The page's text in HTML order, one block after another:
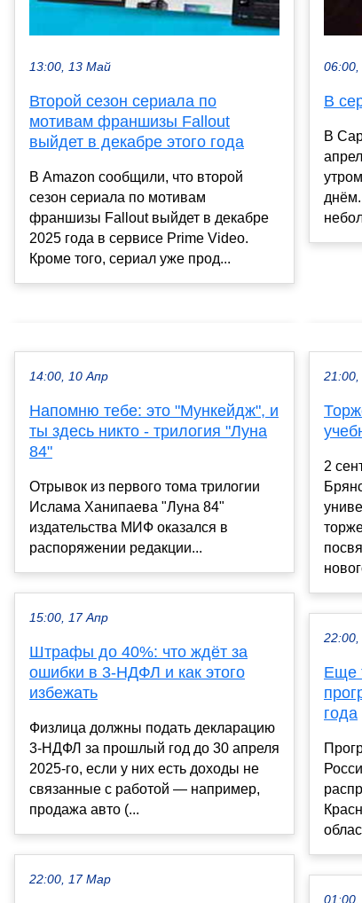
13:00, 13 Май
Второй сезон сериала по
мотивам франшизы Fallout
выйдет в декабре этого года
В Amazon сообщили, что второй
сезон сериала по мотивам
франшизы Fallout выйдет в декабре
2025 года в сервисе Prime Video.
Кроме того, сериал уже прод...
В
В
14:00, 10 Апр
Напомню тебе: это "Мункейдж", и
ты здесь никто - трилогия "Луна
84"
Отрывок из первого тома трилогии
Ислама Ханипаева "Луна 84"
издательства МИФ оказался в
распоряжении редакции...
15:00, 17 Апр
Штрафы до 40%: что ждёт за
ошибки в 3-НДФЛ и как этого
избежать
Физлица должны подать декларацию
3-НДФЛ за прошлый год до 30 апреля
2025-го, если у них есть доходы не
связанные с работой — например,
продажа авто (...
22:00, 17 Мар
2
Еще
года